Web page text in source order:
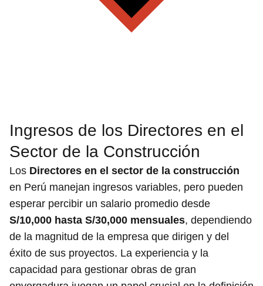
Ingresos de los Directores en el
Sector de la Construcción
Los Directores en el sector de la construcción
en Perú manejan ingresos variables, pero pueden
esperar percibir un salario promedio desde
S/10,000 hasta S/30,000 mensuales, dependiendo
de la magnitud de la empresa que dirigen y del
éxito de sus proyectos. La experiencia y la
capacidad para gestionar obras de gran